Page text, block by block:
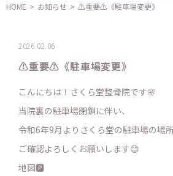
スタッフ一覧
HOME > お知らせ > ⚠️重要⚠️《駐車場変更》
2026.02.06
⚠️重要⚠️《駐車場変更》
こんにちは！さくら堂整骨院です🌸
当院裏の駐車場閉鎖に伴い、
令和6年9月よりさくら堂の駐車場の場
ご確認よろしくお願いします😊
地図🅿️